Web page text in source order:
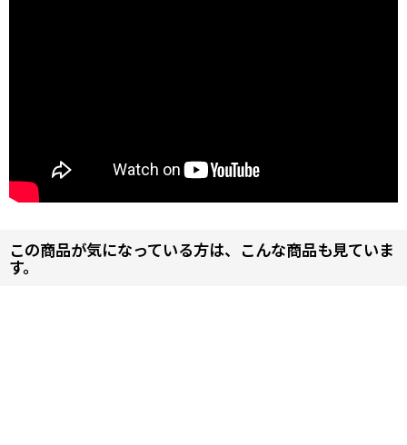
この商品が気になっている方は、こんな商品も見ていま
す。